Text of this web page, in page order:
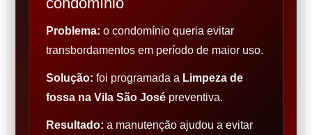
Problema: o condomínio queria evitar
transbordamentos em período de maior uso.
Solução: foi programada a Limpeza de
fossa na Vila São José preventiva.
Resultado: a manutenção ajudou a evitar